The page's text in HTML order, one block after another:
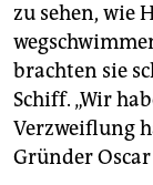
zu sehen, wie
brachten sie
Schiff. „Wir
Verzweiflung
Gründer Oscar